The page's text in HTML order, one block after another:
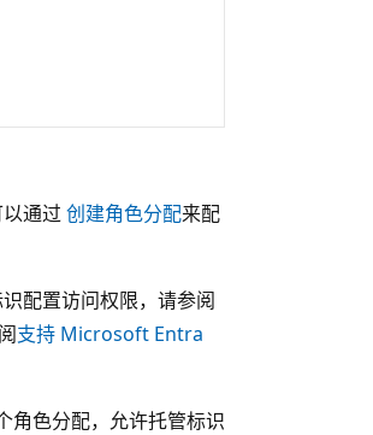
通过 创建角色分配来配
配置访问权限，请参阅
支持 Microsoft Entra
角色分配，允许托管标识